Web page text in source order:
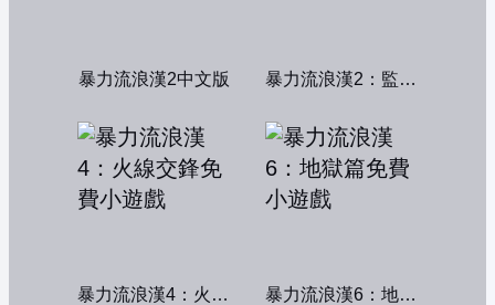
暴力流浪漢2中文版 暴力流浪漢2：監獄風雲
暴力流浪漢4：火線交鋒 暴力流浪漢6：地獄篇